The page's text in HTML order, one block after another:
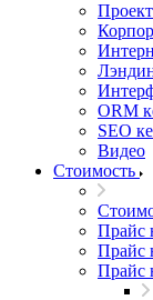
ORM
SEO
Видео
Стоимость
Прайс
Прайс
Прайс